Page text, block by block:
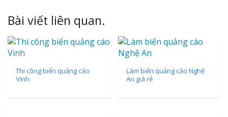
Bài viết liên quan.
Thi công biển quảng cáo
Vinh
Làm biển quảng cáo Nghệ
An giá rẻ